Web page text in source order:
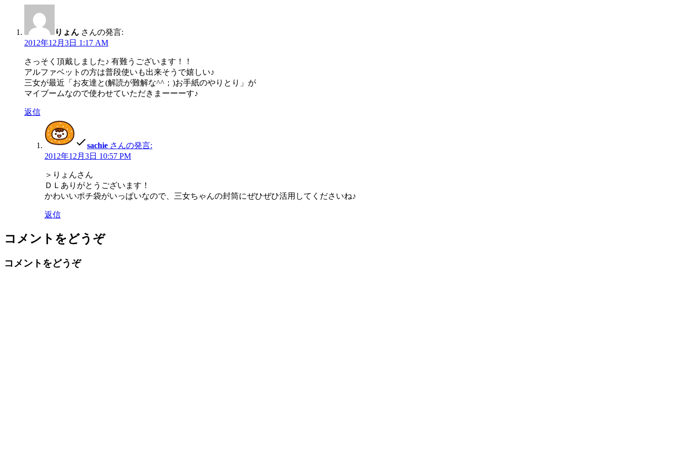
りょん さんの発言:
2012年12月3日 1:17 AM
さっそく頂戴しました♪ 有難うございます！！
アルファベットの方は普段使いも出来そうで嬉しい♪
三女が最近「お友達と(解読が難解な^^；)お手紙のやりとり」が
マイブームなので使わせていただきまーーーす♪
返信
sachie さんの発言:
2012年12月3日 10:57 PM
＞りょんさん
ＤＬありがとうございます！
かわいいポチ袋がいっぱいなので、三女ちゃんの封筒にぜひぜひ活用してくださいね♪
返信
コメントをどうぞ
コメントをどうぞ